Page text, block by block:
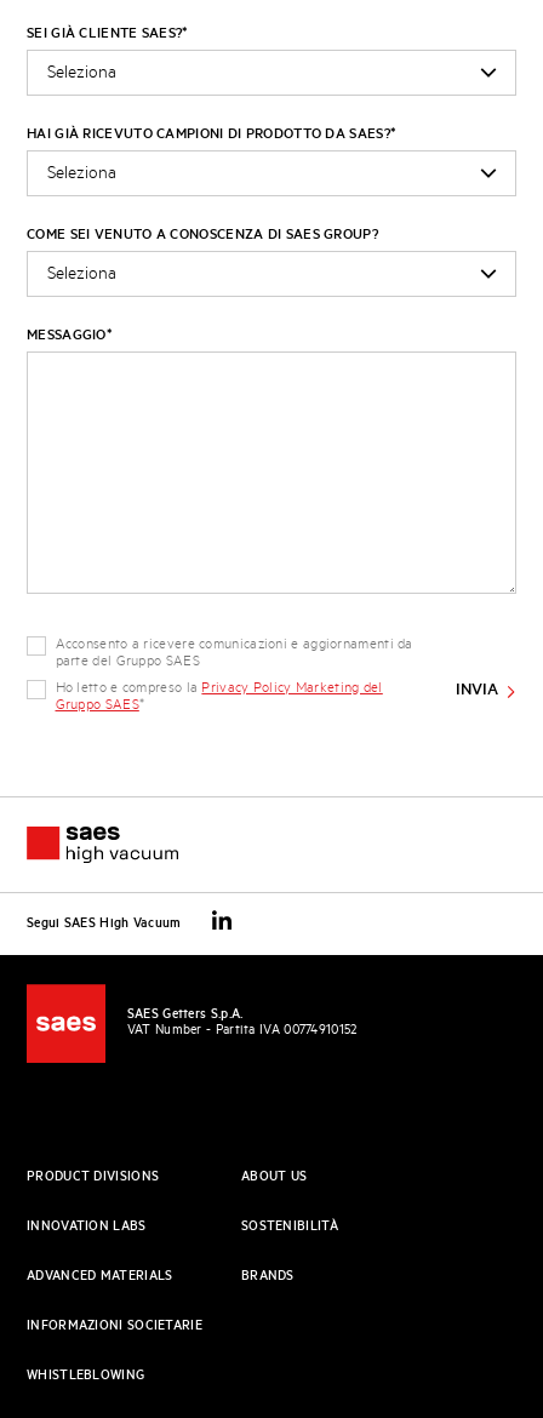
SEI GIÀ CLIENTE SAES?*
HAI GIÀ RICEVUTO CAMPIONI DI PRODOTTO DA SAES?*
COME SEI VENUTO A CONOSCENZA DI SAES GROUP?
MESSAGGIO*
Acconsento a ricevere comunicazioni e aggiornamenti da
parte del Gruppo SAES
Ho letto e compreso la Privacy Policy Marketing del
Gruppo SAES*
Segui SAES High Vacuum
SAES Getters S.p.A.
VAT Number - Partita IVA 00774910152
PRODUCT DIVISIONS
INNOVATION LABS
ADVANCED MATERIALS
ABOUT US
SOSTENIBILITÀ
BRANDS
INFORMAZIONI SOCIETARIE
WHISTLEBLOWING